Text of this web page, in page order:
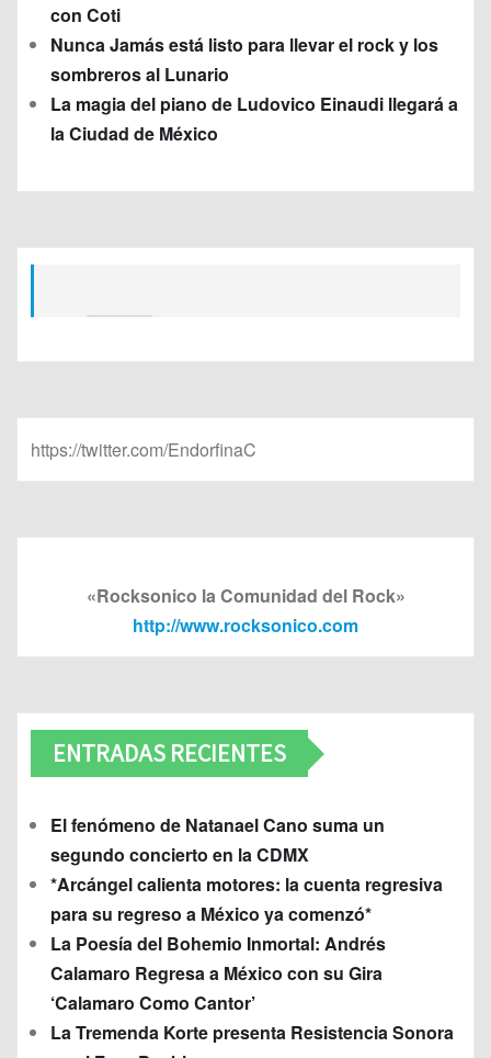
con Coti
Nunca Jamás está listo para llevar el rock y los
sombreros al Lunario
La magia del piano de Ludovico Einaudi llegará a
la Ciudad de México
https://twitter.com/EndorfinaC
«Rocksonico la Comunidad del Rock»
http://www.rocksonico.com
ENTRADAS RECIENTES
El fenómeno de Natanael Cano suma un
segundo concierto en la CDMX
*Arcángel calienta motores: la cuenta regresiva
para su regreso a México ya comenzó*
La Poesía del Bohemio Inmortal: Andrés
Calamaro Regresa a México con su Gira
‘Calamaro Como Cantor’
La Tremenda Korte presenta Resistencia Sonora